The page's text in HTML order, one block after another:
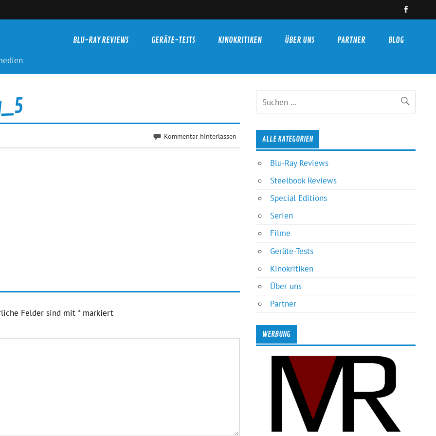
BLU-RAY REVIEWS GERÄTE-TESTS KINOKRITIKEN ÜBER UNS PARTNER BLOG
Kommentar hinterlassen
Felder sind mit *markiert
ALLE KATEGORIEN
Blu-Ray Reviews
Steelbook Reviews
Special Editions
Serien
Filme
Geräte-Tests
Kinokritiken
Über uns
Partner
WERBUNG